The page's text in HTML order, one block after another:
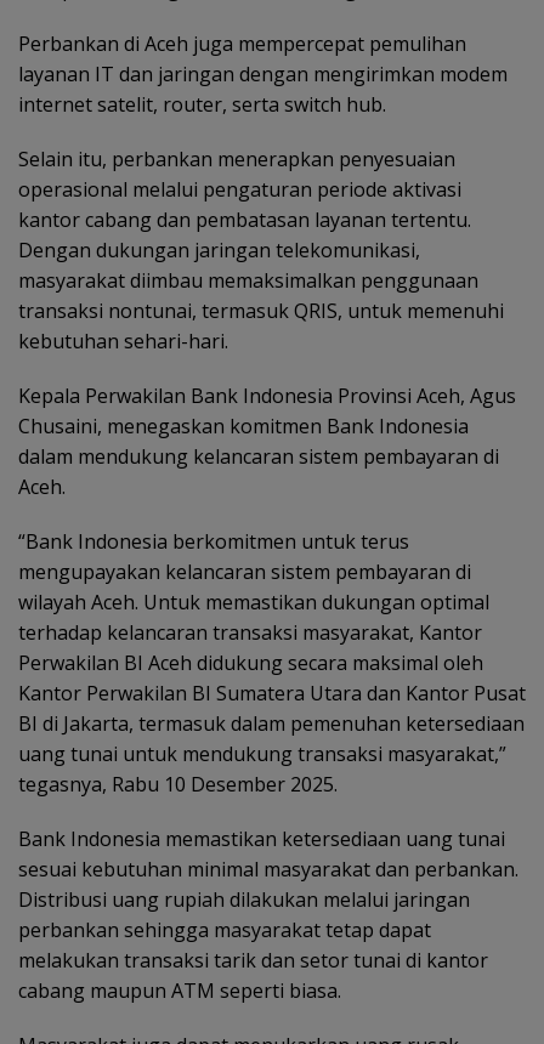
Perbankan di Aceh juga mempercepat pemulihan
layanan IT dan jaringan dengan mengirimkan modem
internet satelit, router, serta switch hub.
Selain itu, perbankan menerapkan penyesuaian
operasional melalui pengaturan periode aktivasi
kantor cabang dan pembatasan layanan tertentu.
Dengan dukungan jaringan telekomunikasi,
masyarakat diimbau memaksimalkan penggunaan
transaksi nontunai, termasuk QRIS, untuk memenuhi
kebutuhan sehari-hari.
Kepala Perwakilan Bank Indonesia Provinsi Aceh, Agus
Chusaini, menegaskan komitmen Bank Indonesia
dalam mendukung kelancaran sistem pembayaran di
Aceh.
“Bank Indonesia berkomitmen untuk terus
mengupayakan kelancaran sistem pembayaran di
wilayah Aceh. Untuk memastikan dukungan optimal
terhadap kelancaran transaksi masyarakat, Kantor
Perwakilan BI Aceh didukung secara maksimal oleh
Kantor Perwakilan BI Sumatera Utara dan Kantor Pusat
BI di Jakarta, termasuk dalam pemenuhan ketersediaan
uang tunai untuk mendukung transaksi masyarakat,”
tegasnya, Rabu 10 Desember 2025.
Bank Indonesia memastikan ketersediaan uang tunai
sesuai kebutuhan minimal masyarakat dan perbankan.
Distribusi uang rupiah dilakukan melalui jaringan
perbankan sehingga masyarakat tetap dapat
melakukan transaksi tarik dan setor tunai di kantor
cabang maupun ATM seperti biasa.